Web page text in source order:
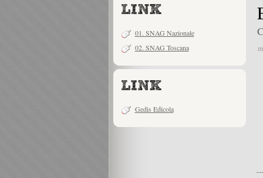
01. SNAG Nazionale
02. SNAG Toscana
Gedis Edicola